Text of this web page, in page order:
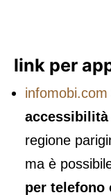
link per
infomobi.com
regione
ma è
per telefono